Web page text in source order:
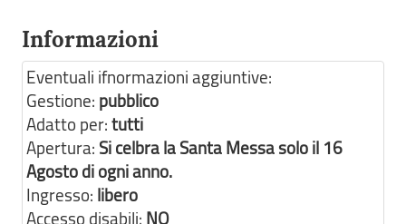
Informazioni
Eventuali ifnormazioni aggiuntive:
Gestione: pubblico
Adatto per:tutti
Apertura: Si celbra la Santa Messa solo il 16
Agosto di ogni anno.
Ingresso: libero
Accesso disabili: NO